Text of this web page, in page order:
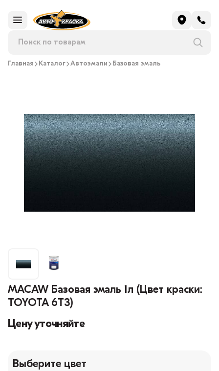
Главная Каталог Автоэмали Базовая эмаль
MACAW Базовая эмаль 1л (Цвет краски:
TOYOTA 6T3)
Цену уточняйте
Выберите цвет